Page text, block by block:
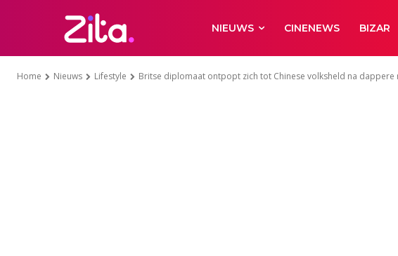
NIEUWS CINENEWS BIZAR
Home Nieuws Lifestyle Britse diplomaat ontpopt zich tot Chinese volksheld na dappere